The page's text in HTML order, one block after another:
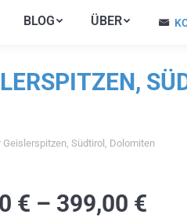
BLOG ÜBER
Südtirol, Dolomiten
€ – 399,00 €
BLOG ÜBER